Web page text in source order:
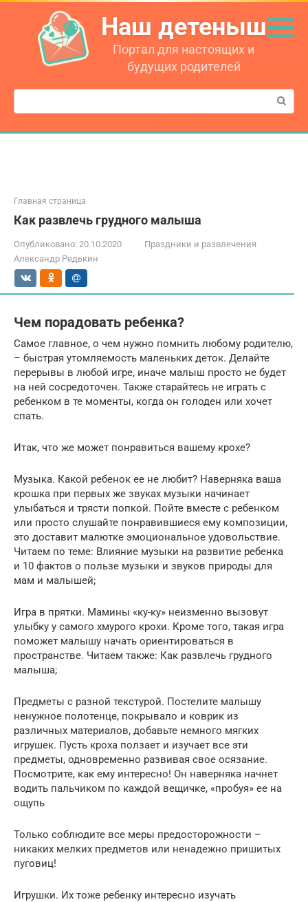
Перейти
контенту
Наш детеныш
Портал для настоящих и
будущих родителей
Поиск:
Главная страница
Как развлечь грудного малыша
Опубликовано: 20.10.2020
Праздники и развлечения
Александр Редькин
Чем порадовать ребенка?
Самое главное, о чем нужно помнить любому родителю,
– быстрая утомляемость маленьких деток. Делайте
перерывы в любой игре, иначе малыш просто не будет
на ней сосредоточен. Также старайтесь не играть с
ребенком в те моменты, когда он голоден или хочет
спать.
Итак, что же может понравиться вашему крохе?
Музыка. Какой ребенок ее не любит? Наверняка ваша
крошка при первых же звуках музыки начинает
улыбаться и трясти попкой. Пойте вместе с ребенком
или просто слушайте понравившиеся ему композиции,
это доставит малютке эмоциональное удовольствие.
Читаем по теме: Влияние музыки на развитие ребенка
и 10 фактов о пользе музыки и звуков природы для
мам и малышей;
Игра в прятки. Мамины «ку-ку» неизменно вызовут
улыбку у самого хмурого крохи. Кроме того, такая игра
поможет малышу начать ориентироваться в
пространстве. Читаем также: Как развлечь грудного
малыша;
Предметы с разной текстурой. Постелите малышу
ненужное полотенце, покрывало и коврик из
различных материалов, добавьте немного мягких
игрушек. Пусть кроха ползает и изучает все эти
предметы, одновременно развивая свое осязание.
Посмотрите, как ему интересно! Он наверняка начнет
водить пальчиком по каждой вещичке, «пробуя» ее на
ощупь
Только соблюдите все меры предосторожности –
никаких мелких предметов или ненадежно пришитых
пуговиц!
Игрушки. Их тоже ребенку интересно изучать